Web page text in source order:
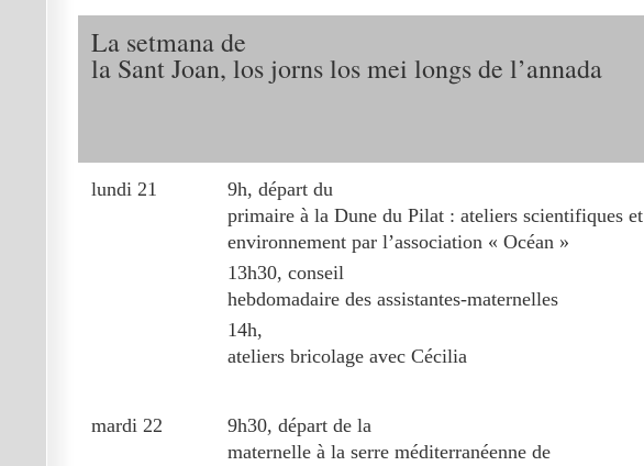
La setmana de
la Sant Joan, los jorns los mei longs de l’annada
lundi 21
9h, départ du
primaire à la Dune du Pilat : ateliers scientifiques et
environnement par l’association « Océan »
13h30, conseil
hebdomadaire des assistantes-maternelles
14h,
ateliers bricolage avec Cécilia
mardi 22
9h30, départ de la
maternelle à la serre méditerranéenne de